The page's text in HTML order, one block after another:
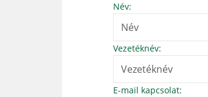
Név:
Vezetéknév:
E-mail kapcsolat: